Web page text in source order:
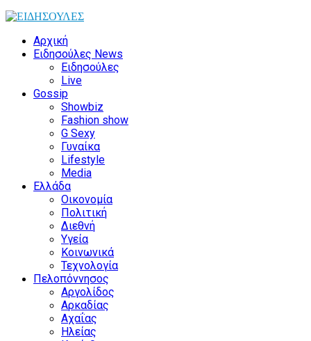
Αρχική
Ειδησούλες News
Ειδησούλες
Live
Gossip
Showbiz
Fashion show
G Sexy
Γυναίκα
Lifestyle
Media
Ελλάδα
Οικονομία
Πολιτική
Διεθνή
Υγεία
Κοινωνικά
Τεχνολογία
Πελοπόννησος
Αργολίδος
Αρκαδίας
Αχαΐας
Ηλείας